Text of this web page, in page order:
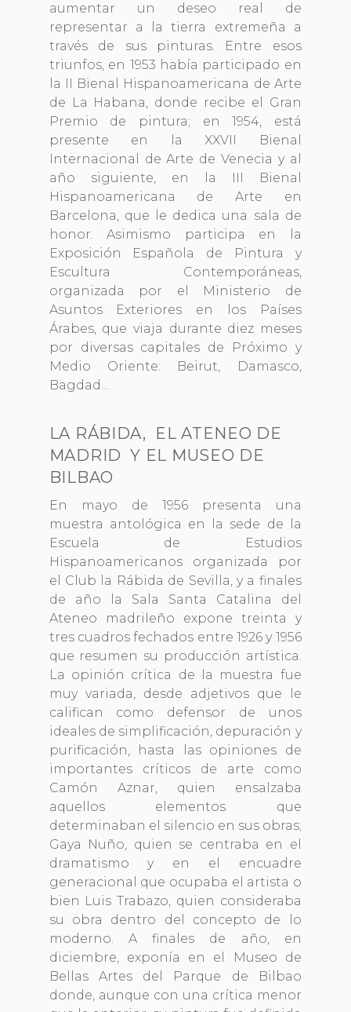
aumentar un deseo real de
representar a la tierra extremeña a
través de sus pinturas. Entre esos
triunfos, en 1953 había participado en
la II Bienal Hispanoamericana de Arte
de La Habana, donde recibe el Gran
Premio de pintura; en 1954, está
presente en la XXVII Bienal
Internacional de Arte de Venecia y al
año siguiente, en la III Bienal
Hispanoamericana de Arte en
Barcelona, que le dedica una sala de
honor. Asimismo participa en la
Exposición Española de Pintura y
Escultura Contemporáneas,
organizada por el Ministerio de
Asuntos Exteriores en los Países
Árabes, que viaja durante diez meses
por diversas capitales de Próximo y
Medio Oriente: Beirut, Damasco,
Bagdad…
LA RÁBIDA, EL ATENEO DE
MADRID Y EL MUSEO DE
BILBAO
En mayo de 1956 presenta una
muestra antológica en la sede de la
Escuela de Estudios
Hispanoamericanos organizada por
el Club la Rábida de Sevilla, y a finales
de año la Sala Santa Catalina del
Ateneo madrileño expone treinta y
tres cuadros fechados entre 1926 y 1956
que resumen su producción artística.
La opinión crítica de la muestra fue
muy variada, desde adjetivos que le
califican como defensor de unos
ideales de simplificación, depuración y
purificación, hasta las opiniones de
importantes críticos de arte como
Camón Aznar, quien ensalzaba
aquellos elementos que
determinaban el silencio en sus obras;
Gaya Nuño, quien se centraba en el
dramatismo y en el encuadre
generacional que ocupaba el artista o
bien Luis Trabazo, quien consideraba
su obra dentro del concepto de lo
moderno. A finales de año, en
diciembre, exponía en el Museo de
Bellas Artes del Parque de Bilbao
donde, aunque con una crítica menor